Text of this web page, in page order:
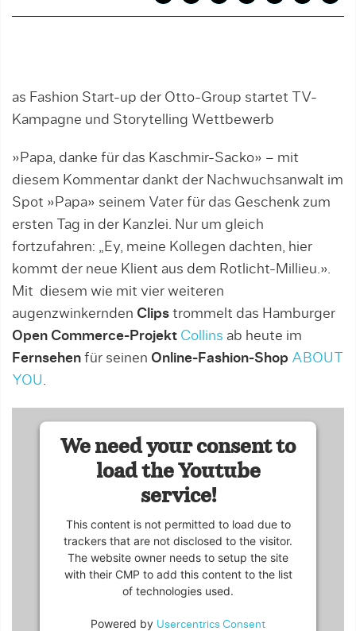
as Fashion Start-up der Otto-Group startet TV-
Kampagne und Storytelling Wettbewerb
»Papa, danke für das Kaschmir-Sacko» – mit
diesem Kommentar dankt der Nachwuchsanwalt im
Spot »Papa» seinem Vater für das Geschenk zum
ersten Tag in der Kanzlei. Nur um gleich
fortzufahren: „Ey, meine Kollegen dachten, hier
kommt der neue Klient aus dem Rotlicht-Millieu.».
Mit diesem wie mit vier weiteren
augenzwinkernden Clips trommelt das Hamburger
Open Commerce-Projekt Collins ab heute im
Fernsehen für seinen Online-Fashion-Shop ABOUT
YOU.
We need your consent to
load the Youtube
service!
This content is not permitted to load due to
trackers that are not disclosed to the visitor.
The website owner needs to setup the site
with their CMP to add this content to the list
of technologies used.
Powered by Usercentrics Consent